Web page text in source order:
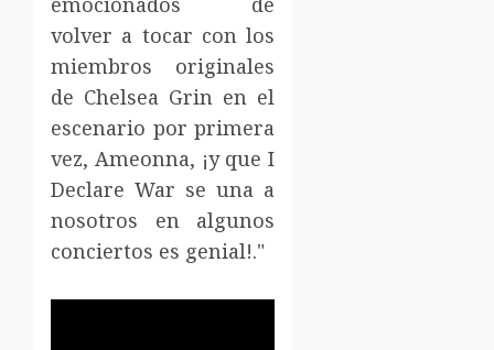
volver a tocar con los
miembros originales
de Chelsea Grin en el
escenario por primera
vez, Ameonna, ¡y que I
Declare War se una a
nosotros en algunos
conciertos es genial!."